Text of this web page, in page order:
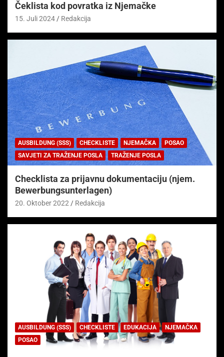
Čeklista kod povratka iz Njemačke
15. Juli 2024 Redakcija
AUSBILDUNG (SSS) CHECKLISTE NJEMAČKA
POSAO
SAVJETI ZA TRAŽENJE POSLA
TRAŽENJE POSLA
Checklista za prijavnu dokumentaciju (njem.
Bewerbungsunterlagen)
20. Oktober 2022 Redakcija
AUSBILDUNG (SSS) CHECKLISTE EDUKACIJA
NJEMAČKA
POSAO